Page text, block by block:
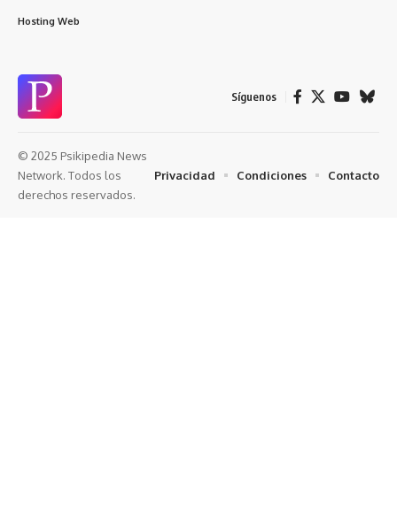
Hosting Web
Síguenos
© 2025 Psikipedia News
Network. Todos los
derechos reservados.
Privacidad Condiciones Contacto